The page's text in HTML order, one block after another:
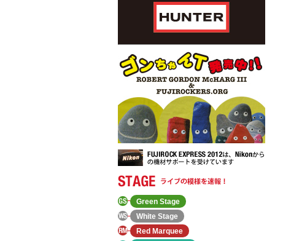
Green Stage
White Stage
Red Marquee